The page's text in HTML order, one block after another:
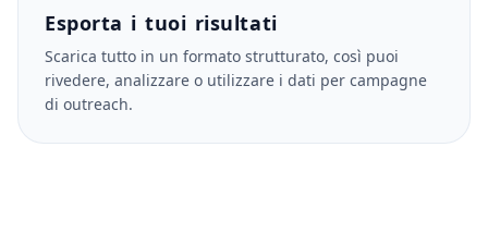
Esporta i tuoi risultati
Scarica tutto in un formato strutturato, così puoi
rivedere, analizzare o utilizzare i dati per campagne
di outreach.